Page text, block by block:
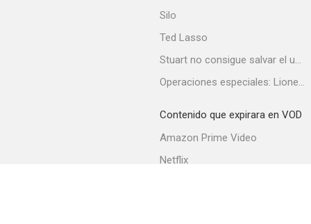
Silo
Ted Lasso
Stuart no consigue salvar el universo
Operaciones especiales: Lioness
Contenido que expirara en VOD
Amazon Prime Video
Netflix